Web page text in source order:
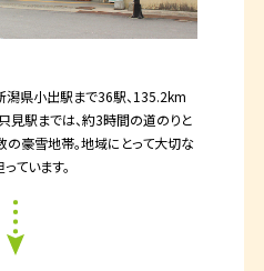
県小出駅まで36駅、135.2km
見駅までは、約3時間の道のりと
の豪雪地帯。地域にとって大切な
ています。